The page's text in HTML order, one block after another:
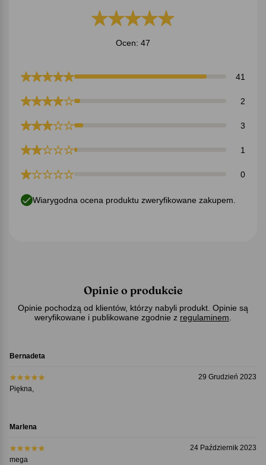
Ocen: 47
41
2
3
1
0
Wiarygodna ocena produktu zweryfikowane zakupem.
Opinie o produkcie
Opinie pochodzą od klientów, którzy nabyli produkt. Opinie są
weryfikowane i publikowane zgodnie z regulaminem
Bernadeta
29 Grudzień 2023
Piękna,
Marlena
24 Październik 2023
mega